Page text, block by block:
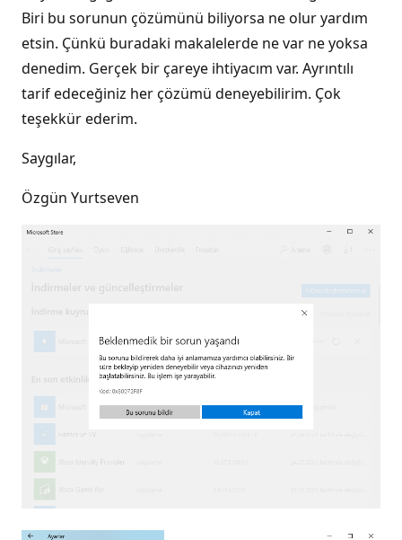
Biri bu sorunun çözümünü biliyorsa ne olur yardım
etsin. Çünkü buradaki makalelerde ne var ne yoksa
denedim. Gerçek bir çareye ihtiyacım var. Ayrıntılı
tarif edeceğiniz her çözümü deneyebilirim. Çok
teşekkür ederim.
Saygılar,
Özgün Yurtseven